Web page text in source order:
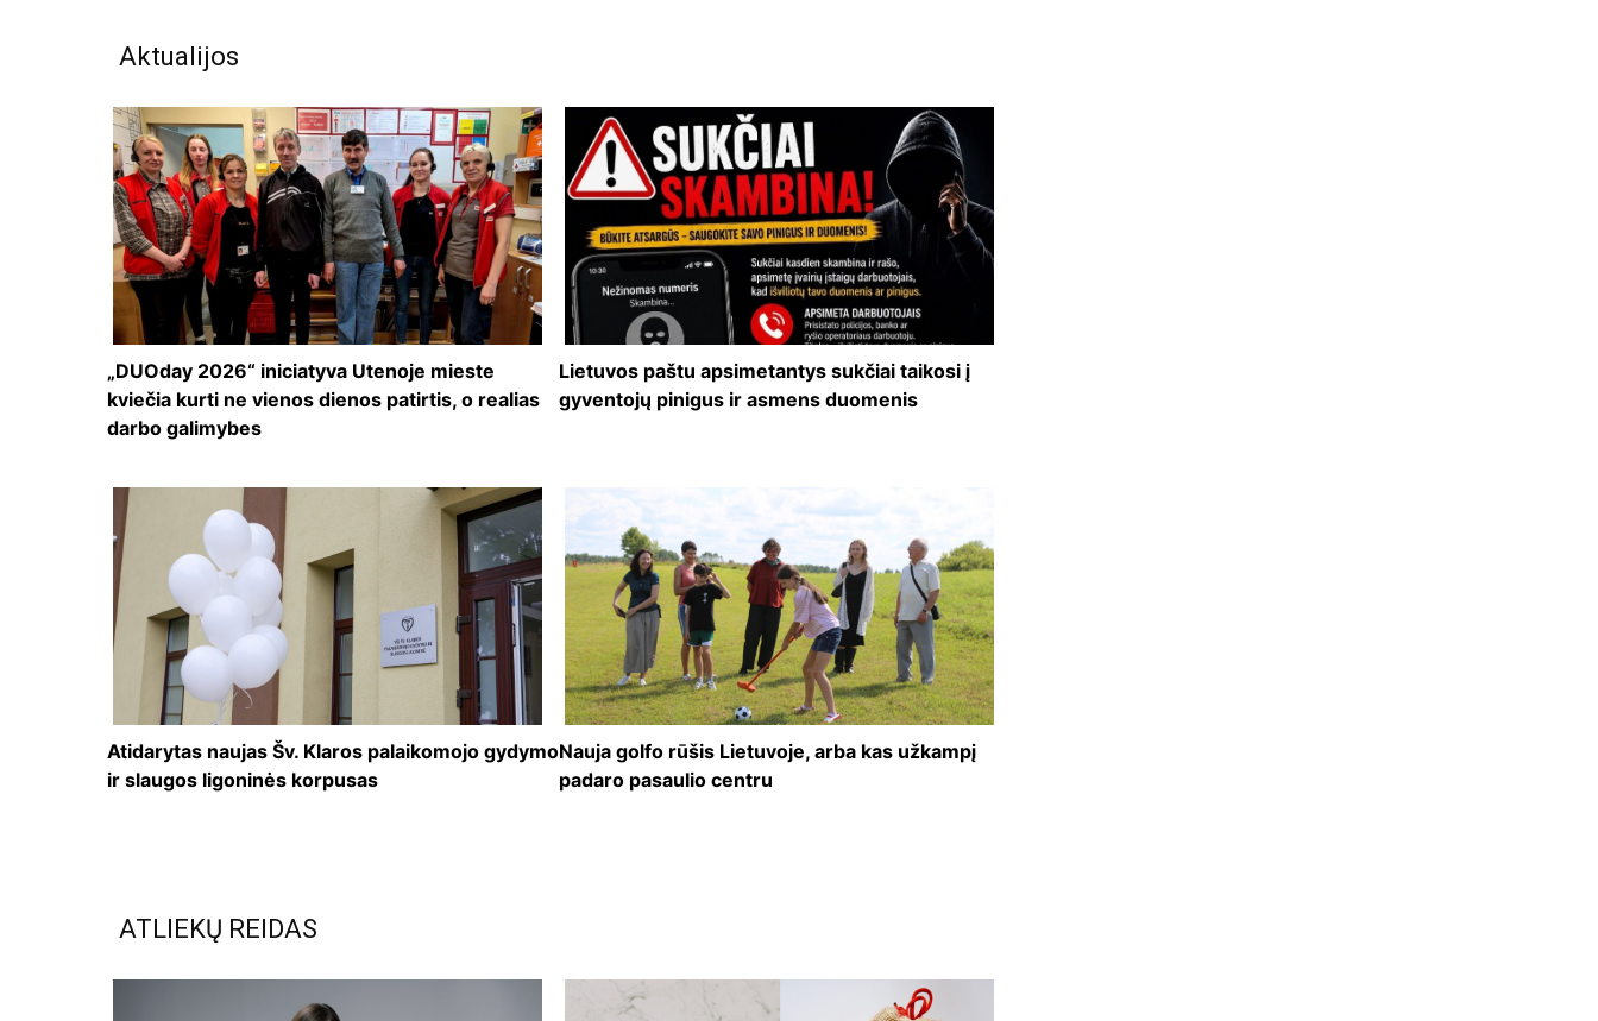
Aktualijos
„DUOday 2026“ iniciatyva Utenoje mieste
kviečia kurti ne vienos dienos patirtis, o realias
darbo galimybes
Lietuvos paštu apsimetantys sukčiai taikosi į
gyventojų pinigus ir asmens duomenis
Atidarytas naujas Šv. Klaros palaikomojo gydymo
ir slaugos ligoninės korpusas
Nauja golfo rūšis Lietuvoje, arba kas užkampį
padaro pasaulio centru
ATLIEKŲ REIDAS